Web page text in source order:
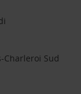
Charleroi Sud